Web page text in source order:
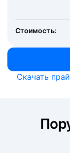
Стоимость:
Скачать